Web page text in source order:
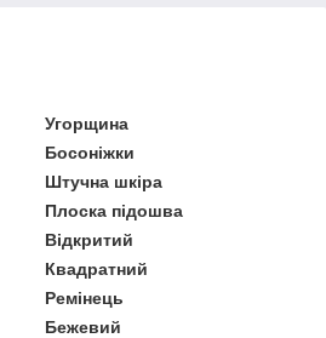
Угорщина
Босоніжки
Штучна шкіра
Плоска підошва
Відкритий
Квадратний
Ремінець
Бежевий